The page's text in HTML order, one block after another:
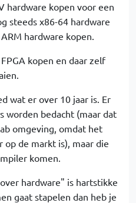
hardware kopen voor een
steeds x86-64 hardware
hardware kopen.
kopen en daar zelf
wat er over 10 jaar is. Er
worden bedacht (maar dat
omgeving, omdat het
op de markt is), maar die
komen.
hardware" is hartstikke
gaat stapelen dan heb je